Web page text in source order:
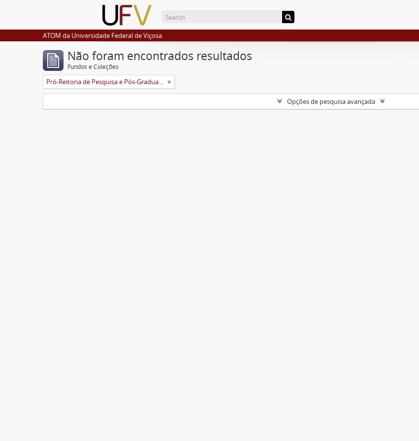
ATOM da Universidade Federal de Viçosa
Não foram encontrados resultados
Fundos e Coleções
Pró-Reitoria de Pesquisa e Pós-Graduação
Opções de pesquisa avançada